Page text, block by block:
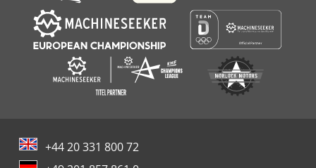
+44 20 331 800 72